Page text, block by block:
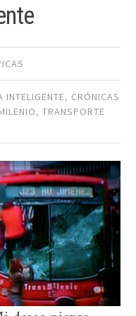
INTELIGENTE, CRÓNICAS
,TRANSPORTE